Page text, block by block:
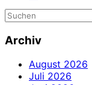
Archiv
August 2026
Juli 2026